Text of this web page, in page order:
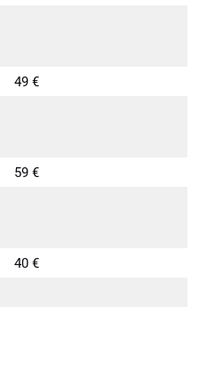
49 €
59 €
40 €